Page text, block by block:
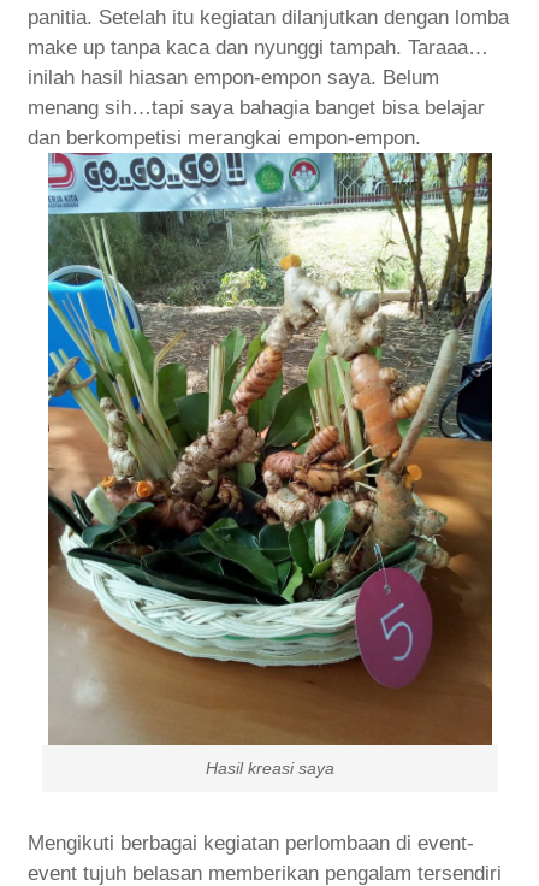
panitia. Setelah itu kegiatan dilanjutkan dengan lomba
make up tanpa kaca dan nyunggi tampah. Taraaa…
inilah hasil hiasan empon-empon saya. Belum
menang sih…tapi saya bahagia banget bisa belajar
dan berkompetisi merangkai empon-empon.
Hasil kreasi saya
Mengikuti berbagai kegiatan perlombaan di event-
event tujuh belasan memberikan pengalam tersendiri